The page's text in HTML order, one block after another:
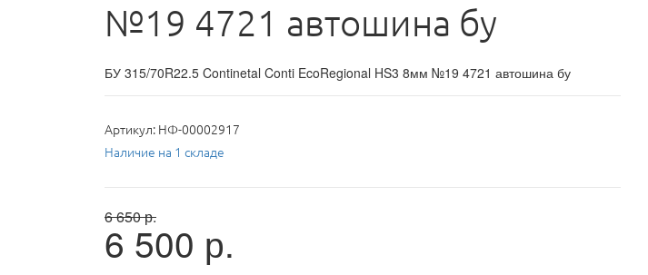
№19 4721 автошина бу
БУ 315/70R22.5 Continetal Conti EcoRegional HS3 8мм №19 4721 автошина бу
Артикул: НФ-00002917
Наличие на 1 складе
6 650р.
6 500 р.